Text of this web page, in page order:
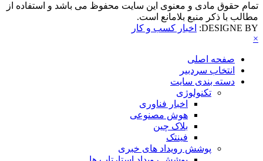
تمام حقوق مادی و معنوی این سایت محفوظ می باشد و استفاده از
مطالب با ذکر منبع بلامانع است.
DESIGNE BY:
اخبار کسب و کار
×
صفحه اصلی
انتخاب سردبیر
دسته بندی سایت
تکنولوژی
اخبار فناوری
هوش مصنوعی
بلاک چین
فینتک
پوشش رویداد های خبری